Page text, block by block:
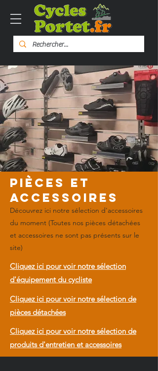
Pièces et
accessoires
Découvrez ici notre sélection d'accessoires
du moment (Toutes nos pièces détachées
et accessoires ne sont pas présents sur le
site)
Cliquez ici pour voir notre sélection
d'équipement du cycliste
Cliquez ici pour voir notre sélection de
pièces détachées
Cliquez ici pour voir notre sélection de
produits d'entretien et accessoires